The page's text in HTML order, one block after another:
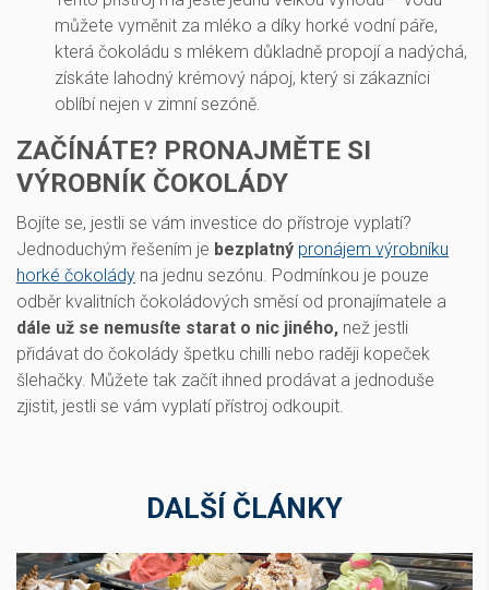
můžete vyměnit za mléko a díky horké vodní páře,
která čokoládu s mlékem důkladně propojí a nadýchá,
získáte lahodný krémový nápoj, který si zákazníci
oblíbí nejen v zimní sezóně.
ZAČÍNÁTE? PRONAJMĚTE SI
VÝROBNÍK ČOKOLÁDY
Bojíte se, jestli se vám investice do přístroje vyplatí?
Jednoduchým řešením je bezplatný pronájem výrobníku
horké čokolády na jednu sezónu. Podmínkou je pouze
odběr kvalitních čokoládových směsí od pronajímatele a
dále už se nemusíte starat o nic jiného, než jestli
přidávat do čokolády špetku chilli nebo raději kopeček
šlehačky. Můžete tak začít ihned prodávat a jednoduše
zjistit, jestli se vám vyplatí přístroj odkoupit.
DALŠÍ ČLÁNKY